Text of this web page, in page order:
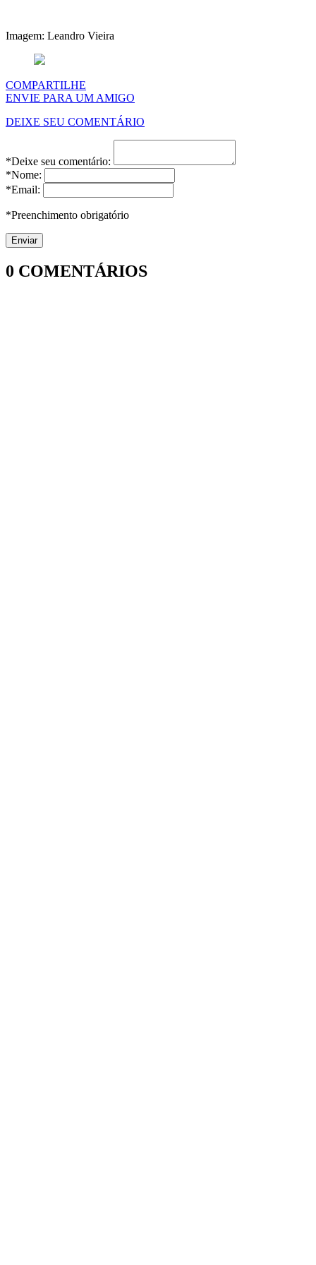
Imagem: Leandro Vieira
COMPARTILHE
ENVIE PARA UM AMIGO
DEIXE SEU COMENTÁRIO
*Deixe seu comentário:
*Nome:
*Email:
*Preenchimento obrigatório
0 COMENTÁRIOS